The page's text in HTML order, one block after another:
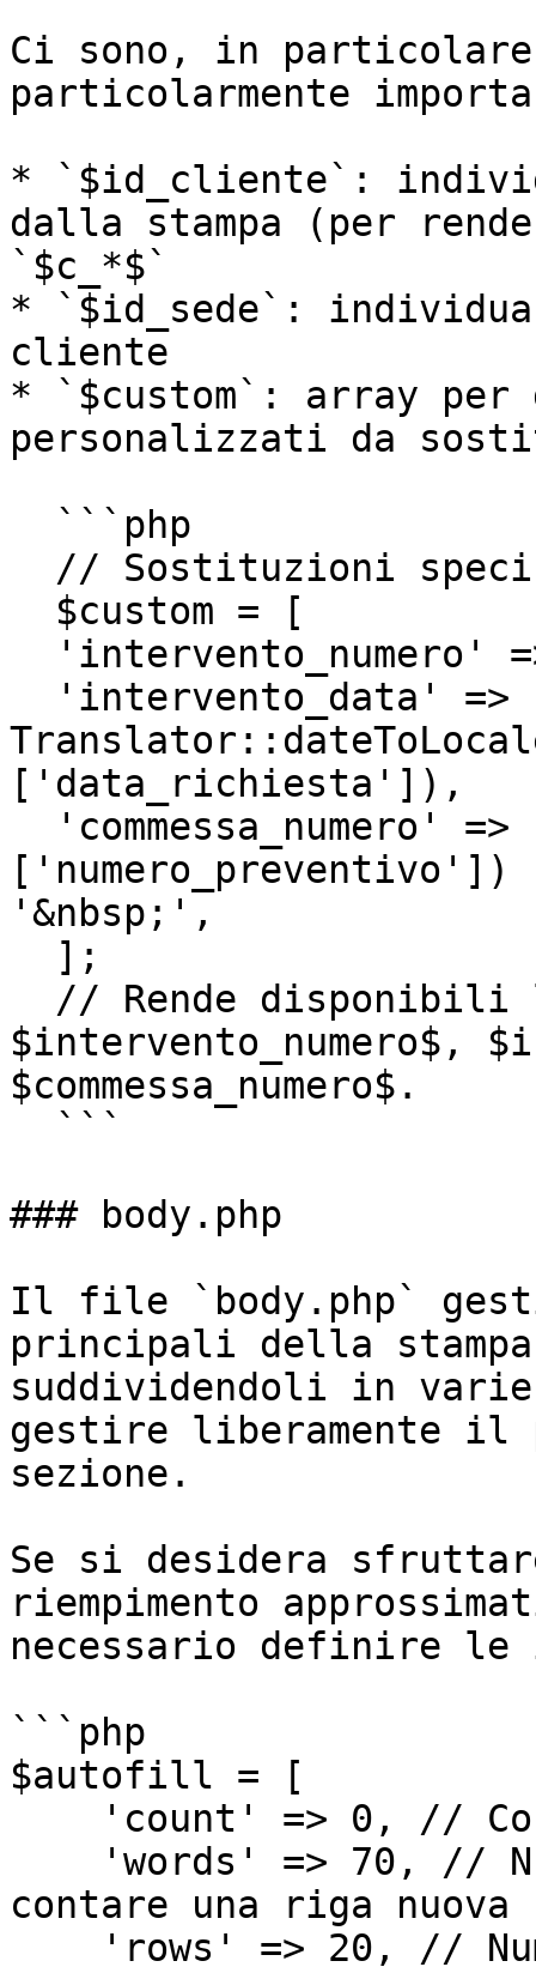
Ci sono, in
particolarmente
* `$id_cliente`:
dalla stampa (per
`$c_*$`
* `$id_sede`:
cliente
* `$custom`: array
personalizzati da
['data_richiesta']),
'&nbsp;',
$intervento_numero$,
$commessa_numero$.
### body.php
Il file `body.php`
principali della stampa
suddividendoli in varie
gestire liberamente il
sezione.
Se si desidera
riempimento
necessario definire
```php
$autofill = [
contare una riga nuova